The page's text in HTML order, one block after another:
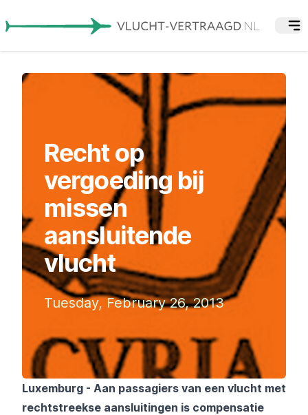
Recht op
vergoeding bij
missen
aansluitende
vlucht
Tuesday, February 26, 2013
Luxemburg - Aan passagiers van een vlucht met
rechtstreekse aansluitingen is compensatie